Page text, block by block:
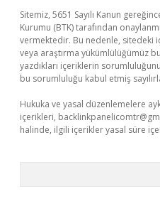
Sitemiz, 5651 Sayılı Kanun
Kurumu (BTK) tarafından
vermektedir. Bu nedenle, sitedeki
veya araştırma yükümlülüğümüz
yazdıkları içeriklerin
bu sorumluluğu kabul etmiş
Hukuka ve yasal düzenlemelere
içerikleri,
halinde, ilgili içerikler yasal süre